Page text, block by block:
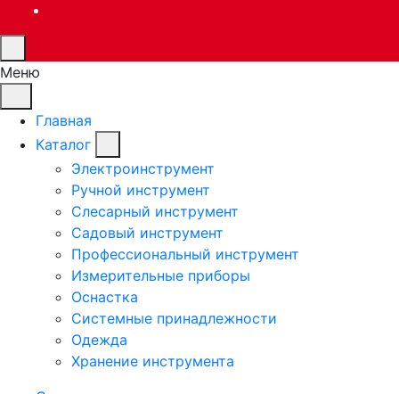
Меню
Главная
Каталог
Электроинструмент
Ручной инструмент
Слесарный инструмент
Садовый инструмент
Профессиональный инструмент
Измерительные приборы
Оснастка
Системные принадлежности
Одежда
Хранение инструмента